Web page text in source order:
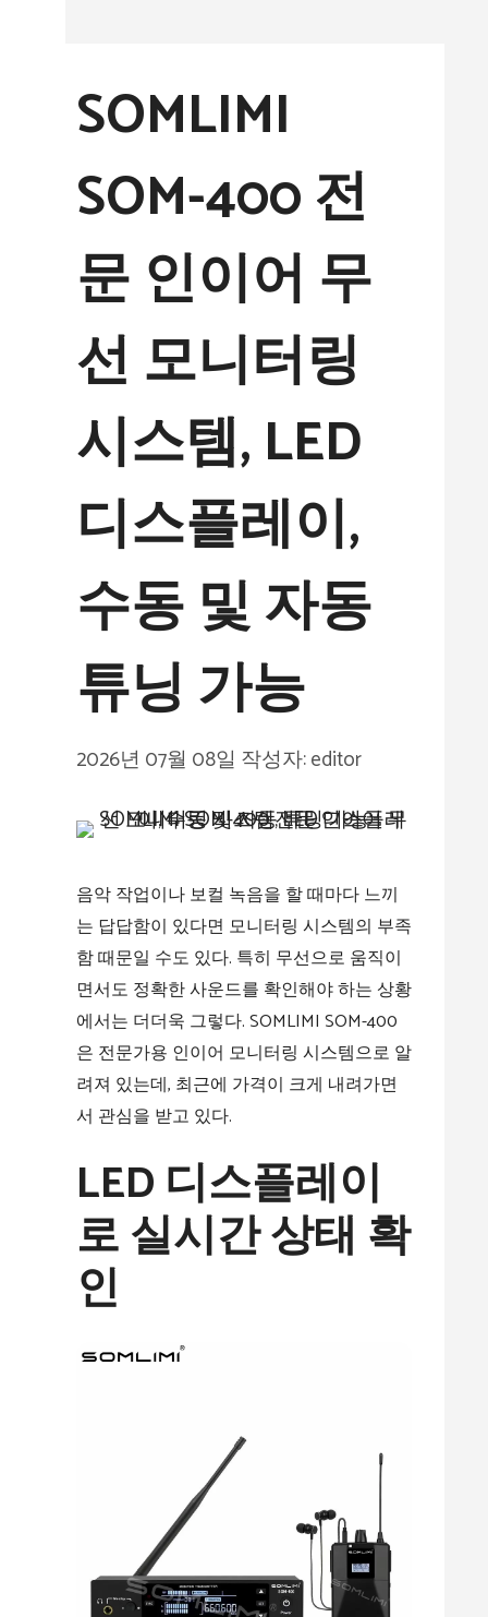
SOMLIMI
SOM-400 전
문 인이어 무
선 모니터링
시스템, LED
디스플레이,
수동 및 자동
튜닝 가능​‌
2026년 07월 08일 작성자:editor
음악 작업이나 보컬 녹음을 할 때마다 느끼
는 답답함이 있다면 모니터링 시스템의 부족
함 때문일 수도 있다. 특히 무선으로 움직이
면서도 정확한 사운드를 확인해야 하는 상황
에서는 더더욱 그렇다. SOMLIMI SOM-400
은 전문가용 인이어 모니터링 시스템으로 알
려져 있는데, 최근에 가격이 크게 내려가면
서 관심을 받고 있다.
LED 디스플레이
로 실시간 상태 확
인